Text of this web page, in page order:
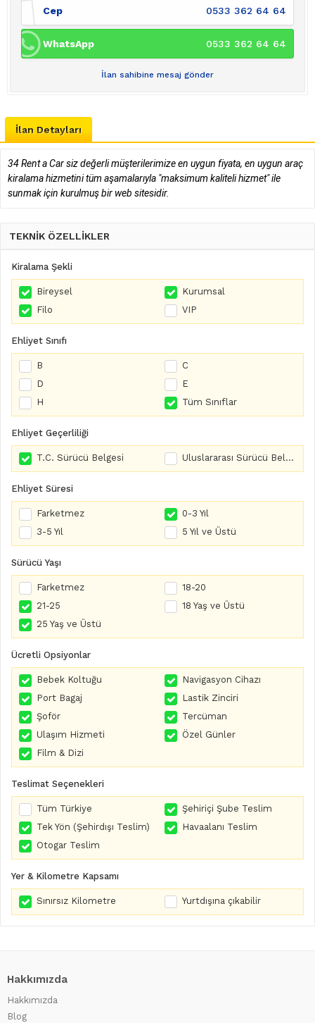
Cep 0533 362 64 64
WhatsApp 0533 362 64 64
İlan sahibine mesaj gönder
İlan Detayları
34 Rent a Car siz değerli müşterilerimize en uygun fiyata, en uygun araç
kiralama hizmetini tüm aşamalarıyla "maksimum kaliteli hizmet" ile
sunmak için kurulmuş bir web sitesidir.
TEKNİK ÖZELLİKLER
Kiralama Şekli
Bireysel
Kurumsal
Filo
VIP
Ehliyet Sınıfı
B
C
D
E
H
Tüm Sınıflar
Ehliyet Geçerliliği
T.C. Sürücü Belgesi Uluslararası Sürücü Belgesi
Ehliyet Süresi
Farketmez
0-3 Yıl
3-5 Yıl
5 Yıl ve Üstü
Sürücü Yaşı
Farketmez
18-20
21-25
18 Yaş ve Üstü
25 Yaş ve Üstü
Ücretli Opsiyonlar
Bebek Koltuğu
Navigasyon Cihazı
Port Bagaj
Lastik Zinciri
Şoför
Tercüman
Ulaşım Hizmeti
Özel Günler
Film & Dizi
Teslimat Seçenekleri
Tüm Türkiye
Şehiriçi Şube Teslim
Tek Yön (Şehirdışı Teslim)
Havaalanı Teslim
Otogar Teslim
Yer & Kilometre Kapsamı
Sınırsız Kilometre Yurtdışına çıkabilir
Hakkımızda
Hakkımızda
Blog